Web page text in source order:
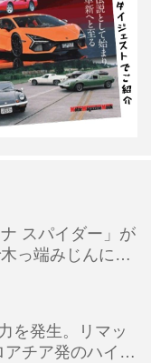
スパイダー」が
っ端みじんにな
を発生。リマッ
チア発のハイパ